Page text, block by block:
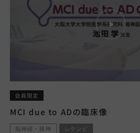
会員限定
MCI due to ADの臨床像
脳神経・精神
レケンビ